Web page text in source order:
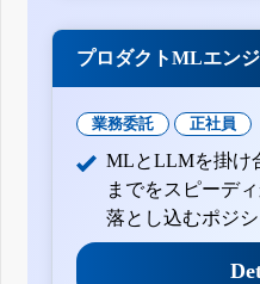
四半期報告書-第34期第2四半期(
四半期報告書-第34期第1四半期(
四半期報告書-第33期第3四半期(
四半期報告書-第33期第2四半期(
四半期報告書-第33期第1四半期(
四半期報告書-第32期第3四半期(
プロダクトMLエン
業務委託 正社員
MLとLLMを掛け
までをスピーデ
落とし込むポジシ